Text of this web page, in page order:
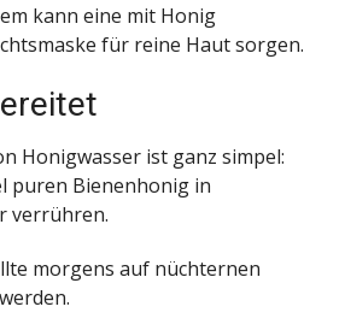
kann eine mit Honig
für reine Haut sorgen.
Honigwasser ist ganz simpel:
puren Bienenhonig in
verrühren.
morgens auf nüchternen